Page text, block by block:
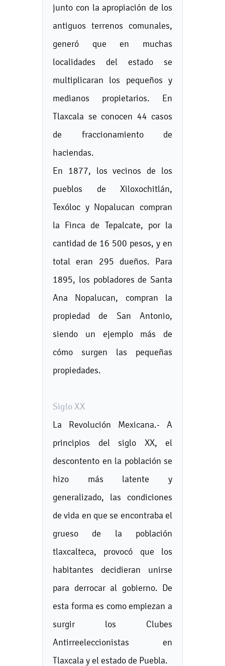
junto con la apropiación de los
antiguos terrenos comunales,
generó que en muchas
localidades del estado se
multiplicaran los pequeños y
medianos propietarios. En
Tlaxcala se conocen 44 casos
de fraccionamiento de
haciendas.
En 1877, los vecinos de los
pueblos de Xiloxochitlán,
Texóloc y Nopalucan compran
la Finca de Tepalcate, por la
cantidad de 16 500 pesos, y en
total eran 295 dueños. Para
1895, los pobladores de Santa
Ana Nopalucan, compran la
propiedad de San Antonio,
siendo un ejemplo más de
cómo surgen las pequeñas
propiedades.
Siglo XX
La Revolución Mexicana.- A
principios del siglo XX, el
descontento en la población se
hizo más latente y
generalizado, las condiciones
de vida en que se encontraba el
grueso de la población
tlaxcalteca, provocó que los
habitantes decidieran unirse
para derrocar al gobierno. De
esta forma es como empiezan a
surgir los Clubes
Antirreeleccionistas en
Tlaxcala y el estado de Puebla.